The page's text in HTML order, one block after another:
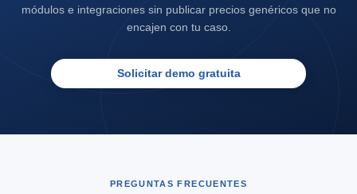
módulos e integraciones sin publicar precios genéricos que no
encajen con tu caso.
Solicitar demo gratuita
PREGUNTAS FRECUENTES